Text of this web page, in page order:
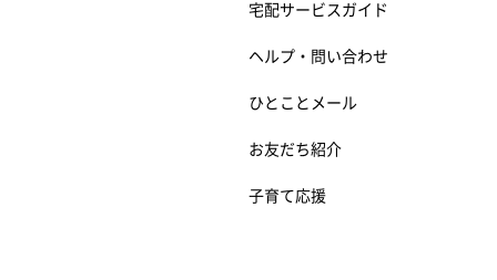
宅配サービスガイド
ヘルプ・問い合わせ
ひとことメール
お友だち紹介
子育て応援